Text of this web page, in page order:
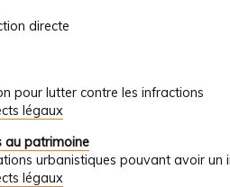
directe
pour lutter contre les infractions
légaux
au patrimoine
urbanistiques pouvant avoir
légaux